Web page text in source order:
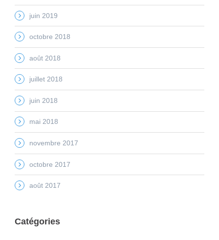
juin 2019
octobre 2018
août 2018
juillet 2018
juin 2018
mai 2018
novembre 2017
octobre 2017
août 2017
Catégories